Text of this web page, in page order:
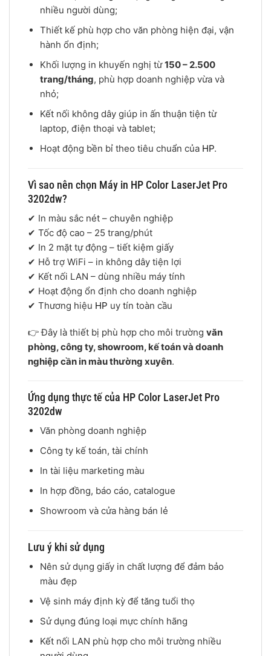
nhiều người dùng;
Thiết kế phù hợp cho văn phòng hiện đại, vận
hành ổn định;
Khối lượng in khuyến nghị từ150 – 2.500
trang/tháng, phù hợp doanh nghiệp vừa và
nhỏ;
Kết nối không dây giúp in ấn thuận tiện từ
laptop, điện thoại và tablet;
Hoạt động bền bỉ theo tiêu chuẩn của HP.
Vì sao nên chọn Máy in HP Color LaserJet Pro
3202dw?
✔ In màu sắc nét – chuyên nghiệp
✔ Tốc độ cao – 25 trang/phút
✔ In 2 mặt tự động – tiết kiệm giấy
✔ Hỗ trợ WiFi – in không dây tiện lợi
✔ Kết nối LAN – dùng nhiều máy tính
✔ Hoạt động ổn định cho doanh nghiệp
✔ Thương hiệu HP uy tín toàn cầu
👉 Đây là thiết bị phù hợp cho môi trường văn
phòng, công ty, showroom, kế toán và doanh
nghiệp cần in màu thường xuyên.
Ứng dụng thực tế của HP Color LaserJet Pro
3202dw
Văn phòng doanh nghiệp
Công ty kế toán, tài chính
In tài liệu marketing màu
In hợp đồng, báo cáo, catalogue
Showroom và cửa hàng bán lẻ
Lưu ý khi sử dụng
Nên sử dụng giấy in chất lượng để đảm bảo
màu đẹp
Vệ sinh máy định kỳ để tăng tuổi thọ
Sử dụng đúng loại mực chính hãng
Kết nối LAN phù hợp cho môi trường nhiều